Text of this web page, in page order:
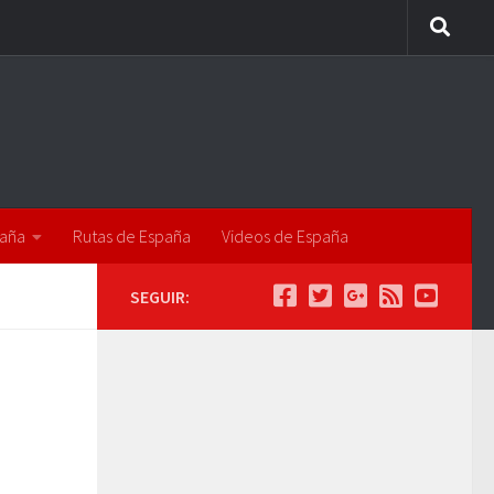
Rutas de España Videos de España
SEGUIR: